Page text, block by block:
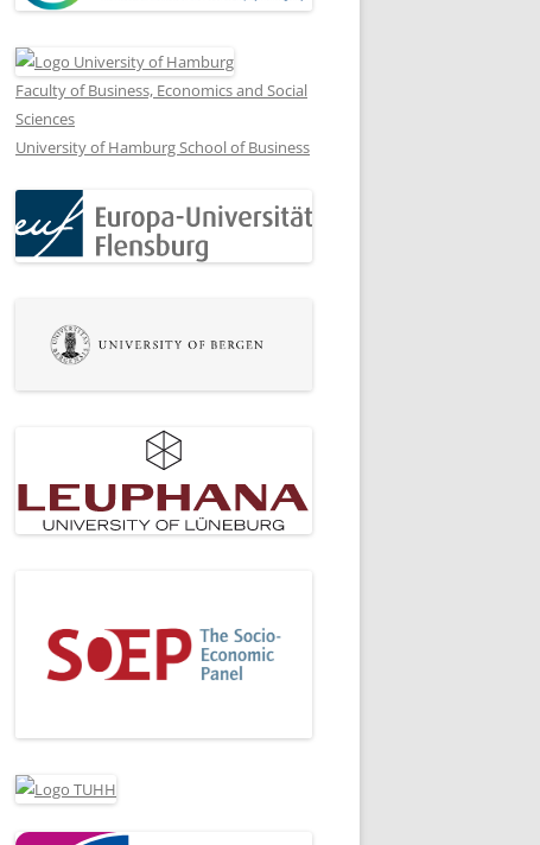
Faculty of Business, Economics and Social
Sciences
University of Hamburg School of Business